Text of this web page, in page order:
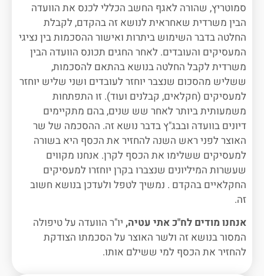
סמוטריץ, שהורה לאגף החשב הכללי לכנס את הוועדה
הבין משרדית שאחראית לנושא זה בהקדם, לקבלת
החלטה בדבר השימוש ביתרות ואישור ההסכמות בין נציגי
המעסיקים והעובדים. לאחר החגים תכונס הוועדה הבין
משרדית לקבל החלטה בנושא בהתאם להסכמות,
ששליש מהסכום שנצבר יוחזר לעובדים ושני שליש יוחזר
למעסיקים (חקלאים, קבלנים ועוד). זו התפתחות
משמעותית ביותר לאחר שש שנים, בהם מתקיימים
דיונים בוועדה ובבג"ץ בדבר נושא זה. ההסכמה של שר
האוצר לפני ראש השנה להחזיר את הכסף היא בשורה
למעסיקים ששלימו את הכסף לקרן. אנחנו מקווים
שעשרות המיליונים שנצברו בקרן יוחזרו למעסיקים
החקלאיים בהקדם . נמשיך לטפל ולעדכן בנושא חשוב
זה.
אנחנו מודים לח"כ אתי עטיה, יו"ר הוועדה על טיפולה
המסור בנושא זה ולשר האוצר על הסכמתו הצודקת
להחזיר את הכסף למי ששילם אותו.